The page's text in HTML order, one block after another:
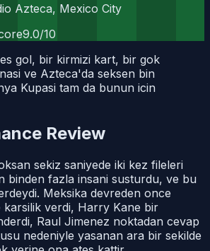
Azteca, Mexico City
9.0/10
gol, bir kirmizi kart, bir gok
ve Azteca'da seksen bin
Kupasi tam da bunun icin
Review
sekiz saniyede iki kez fileleri
binden fazla insani susturdu, ve bu
Meksika devreden once
karsilik verdi, Harry Kane bir
Raul Jimenez noktadan cevap
nedeniyle yasanan ara bir sekilde